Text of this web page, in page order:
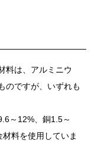
料は、アルミニウ
のですが、いずれも
～12%、銅1.5～
料を使用していま